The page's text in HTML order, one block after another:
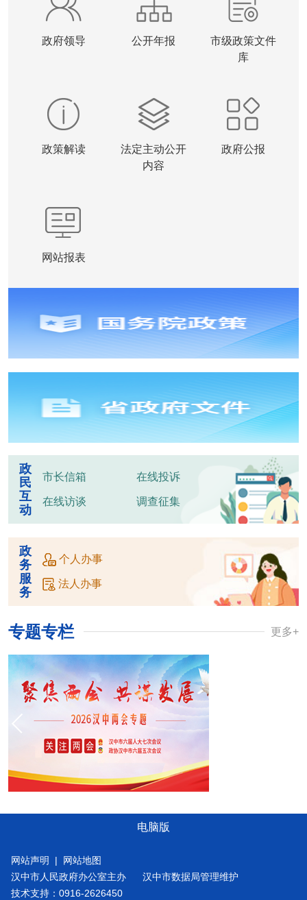
政府领导 公开年报
市级政策文件
库
政策解读
法定主动公开
内容
政府公报
网站报表
政
民
互
动
市长信箱 在线投诉
在线访谈 调查征集
政
务
服
务
个人办事
法人办事
专题专栏 更多+
电脑版
网站声明 |
网站地图
汉中市人民政府办公室主办
汉中市数据局管理维护
技术支持：0916-2626450